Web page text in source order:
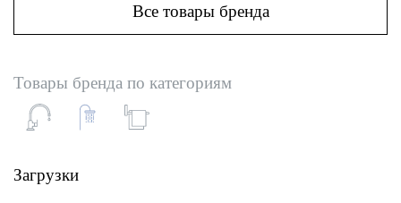
Все товары бренда
Товары бренда по категориям
Загрузки